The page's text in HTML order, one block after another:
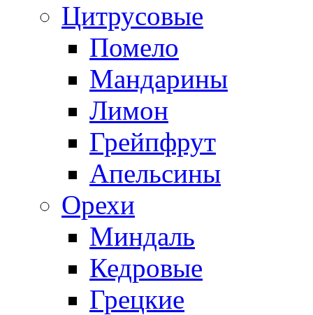
Цитрусовые
Помело
Мандарины
Лимон
Грейпфрут
Апельсины
Орехи
Миндаль
Кедровые
Грецкие